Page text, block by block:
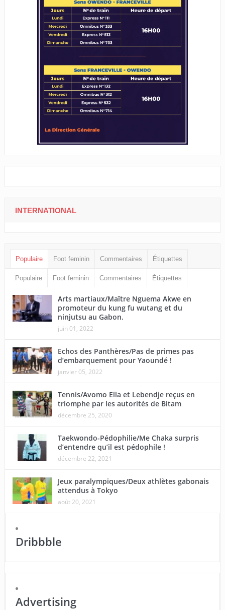
INTERNATIONAL
Populaire Foot feminin Commentaires Étiquettes
Populaire Foot feminin Commentaires Étiquettes
Arts martiaux/Maître Nguema Akwe en
promoteur du kung fu wutang et du
ninjutsu au Gabon.
juin 01, 2022
Echos des Panthères/Pas de primes pas
d’embarquement pour Yaoundé !
janvier 05, 2022
Tennis/Avomo Ella et Lebendje reçus en
triomphe par les autorités de Bitam
décembre 25, 2020
Taekwondo-Pédophilie/Me Chaka surpris
d’entendre qu’il est pédophile !
décembre 22, 2021
Jeux paralympiques/Deux athlètes gabonais
attendus à Tokyo
août 20, 2021
Dribbble
Advertising